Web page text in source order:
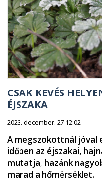
CSAK KEVÉS
ÉJSZAKA
2023. december. 27 12:02
A megszokottnál jóval
időben az éjszakai,
mutatja, hazánk
marad a hőmérséklet.